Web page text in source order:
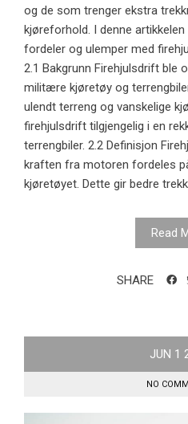
og de som trenger ekstra
kjøreforhold. I denne
fordeler og ulemper med
2.1 Bakgrunn Firehjulsdrift ble
militære kjøretøy og
ulendt terreng og vanskelige
firehjulsdrift tilgjengelig i en
terrengbiler. 2.2 Definisjon
kraften fra motoren fordeles
kjøretøyet. Dette gir bedre
Read
SHARE
JUN 1
NO